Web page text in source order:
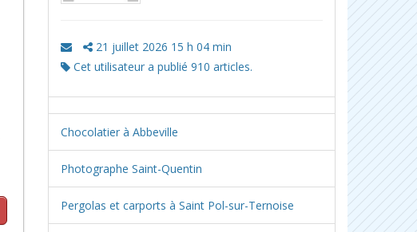
21 juillet 2026 15 h 04 min
Cet utilisateur a publié 910 articles.
Chocolatier à Abbeville
Photographe Saint-Quentin
Pergolas et carports à Saint Pol-sur-Ternoise